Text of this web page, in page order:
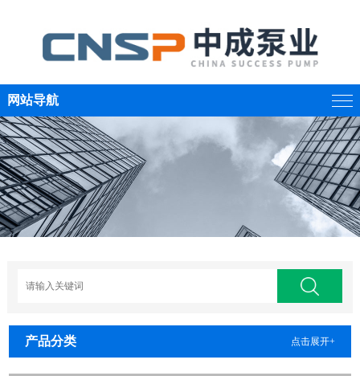
网站导航
产品分类 点击展开+